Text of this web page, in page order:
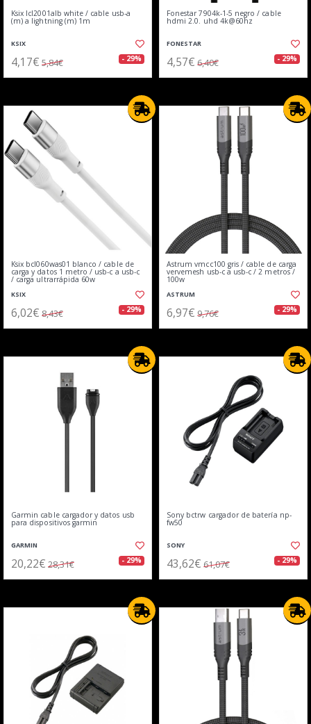
Ksix lcl2001alb white / cable usb-a
(m) a lightning (m) 1m
KSIX
4,17€ 5,84€ - 29%
Fonestar 7904k-1-5 negro / cable
hdmi 2.0. uhd 4k@60hz
FONESTAR
4,57€ 6,40€ - 29%
Ksix bcl060was01 blanco / cable de
carga y datos 1 metro / usb-c a usb-c
/ carga ultrarrápida 60w
KSIX
6,02€ 8,43€ - 29%
Astrum vmcc100 gris / cable de carga
vervemesh usb-c a usb-c / 2 metros /
100w
ASTRUM
6,97€ 9,76€ - 29%
Garmin cable cargador y datos usb
para dispositivos garmin
GARMIN
20,22€ 28,31€ - 29%
Sony bctrw cargador de batería np-
fw50
SONY
43,62€ 61,07€ - 29%